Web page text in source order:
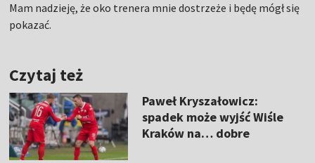
Mam nadzieję, że oko trenera mnie dostrzeże i będę mógł się
pokazać.
Czytaj też
Paweł Kryszałowicz:
spadek może wyjść Wiśle
Kraków na… dobre